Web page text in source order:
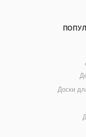
Доски